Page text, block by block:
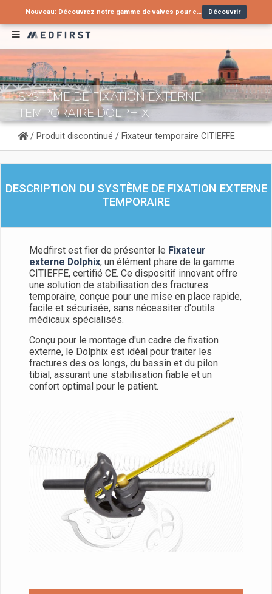
Nouveau: Découvrez notre gamme de valves pour cathéters urinaires ! Découvrir
SYSTÈME DE FIXATION EXTERNE
TEMPORAIRE DOLPHIX
/ Produit discontinué / Fixateur temporaire CITIEFFE
DESCRIPTION DU SYSTÈME DE FIXATION EXTERNE
TEMPORAIRE
Medfirst est fier de présenter le Fixateur
externe Dolphix, un élément phare de la gamme
CITIEFFE, certifié CE. Ce dispositif innovant offre
une solution de stabilisation des fractures
temporaire, conçue pour une mise en place rapide,
facile et sécurisée, sans nécessiter d'outils
médicaux spécialisés.
Conçu pour le montage d'un cadre de fixation
externe, le Dolphix est idéal pour traiter les
fractures des os longs, du bassin et du pilon
tibial, assurant une stabilisation fiable et un
confort optimal pour le patient.